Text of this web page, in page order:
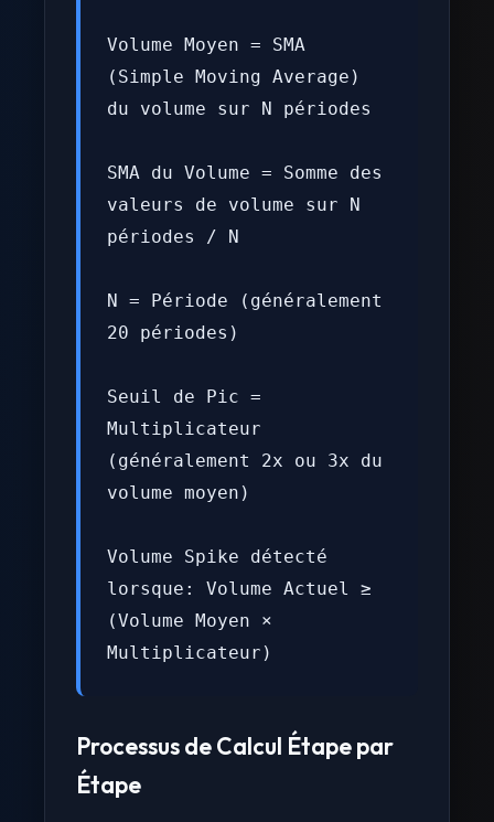
Volume Moyen = SMA
(Simple Moving Average)
du volume sur N périodes
SMA du Volume = Somme des
valeurs de volume sur N
périodes / N
N = Période (généralement
20 périodes)
Seuil de Pic =
Multiplicateur
(généralement 2x ou 3x du
volume moyen)
Volume Spike détecté
lorsque: Volume Actuel ≥
(Volume Moyen ×
Multiplicateur)
Processus de Calcul Étape par
Étape